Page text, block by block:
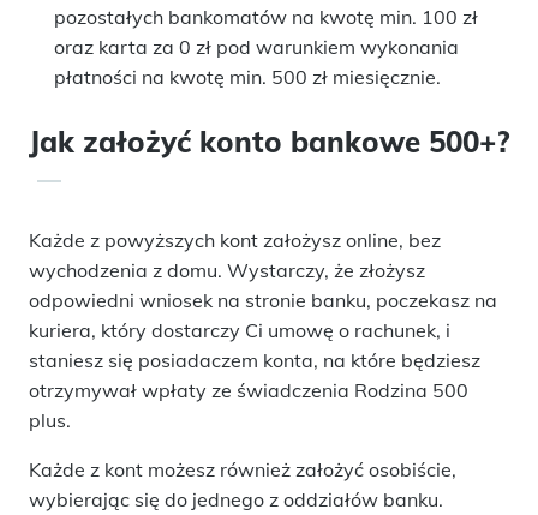
pozostałych bankomatów na kwotę min. 100 zł
oraz karta za 0 zł pod warunkiem wykonania
płatności na kwotę min. 500 zł miesięcznie.
Jak założyć konto bankowe 500+?
Każde z powyższych kont założysz online, bez
wychodzenia z domu. Wystarczy, że złożysz
odpowiedni wniosek na stronie banku, poczekasz na
kuriera, który dostarczy Ci umowę o rachunek, i
staniesz się posiadaczem konta, na które będziesz
otrzymywał wpłaty ze świadczenia Rodzina 500
plus.
Każde z kont możesz również założyć osobiście,
wybierając się do jednego z oddziałów banku.